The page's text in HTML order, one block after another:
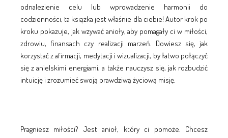
odnalezienie celu lub wprowadzenie harmonii do
codzienności, ta książka jest właśnie dla ciebie! Autor krok po
kroku pokazuje, jak wzywać anioły, aby pomagały ci w miłości,
zdrowiu, finansach czy realizacji marzeń. Dowiesz się, jak
korzystać z afirmacji, medytacji i wizualizacji, by łatwo połączyć
się z anielskimi energiami, a także nauczysz się, jak rozbudzić
intuicję i zrozumieć swoją prawdziwą życiową misję.
Pragniesz miłości? Jest anioł, który ci pomoże. Chcesz